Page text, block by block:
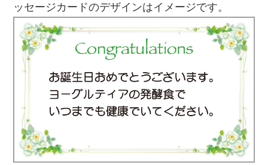
ッセージカードのデザインはイメージです。